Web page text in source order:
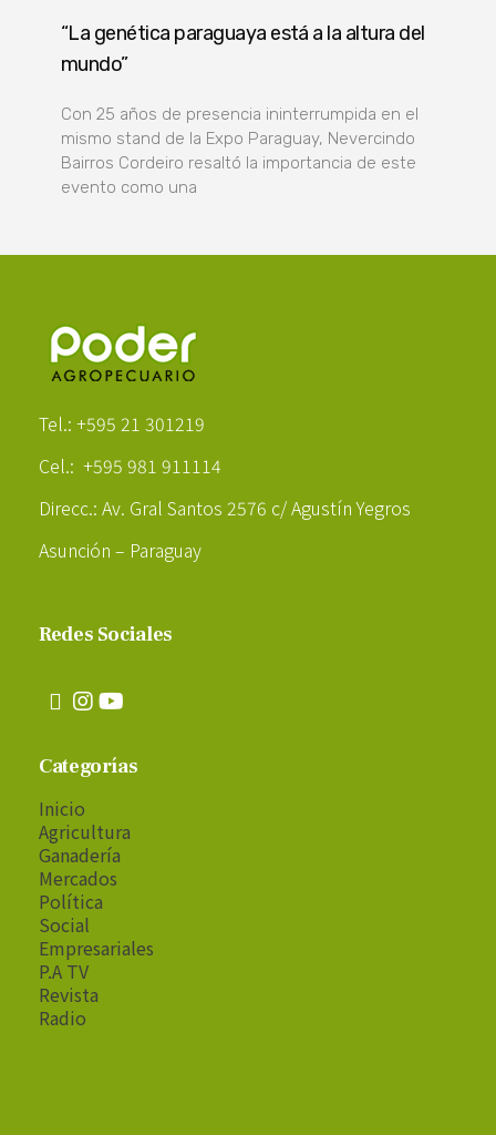
“La genética paraguaya está a la altura del
mundo”
Con 25 años de presencia ininterrumpida en el
mismo stand de la Expo Paraguay, Nevercindo
Bairros Cordeiro resaltó la importancia de este
evento como una
Tel.: +595 21 301219
Cel.: +595 981 911114
Direcc.: Av. Gral Santos 2576 c/ Agustín Yegros
Asunción – Paraguay
Redes Sociales
Categorías
Inicio
Agricultura
Ganadería
Mercados
Política
Social
Empresariales
P.A TV
Revista
Radio